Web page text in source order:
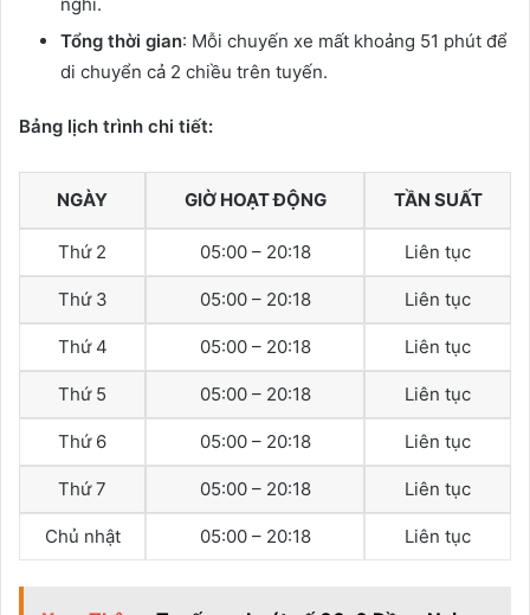
Tổng thời gian: Mỗi chuyến xe mất khoảng 51 phút để
di chuyển cả 2 chiều trên tuyến.
Bảng lịch trình chi tiết:
NGÀY GIỜ HOẠT ĐỘNG TẦN SUẤT
Thứ 2 05:00 – 20:18 Liên tục
Thứ 3 05:00 – 20:18 Liên tục
Thứ 4 05:00 – 20:18 Liên tục
Thứ 5 05:00 – 20:18 Liên tục
Thứ 6 05:00 – 20:18 Liên tục
Thứ 7 05:00 – 20:18 Liên tục
Chủ nhật 05:00 – 20:18 Liên tục